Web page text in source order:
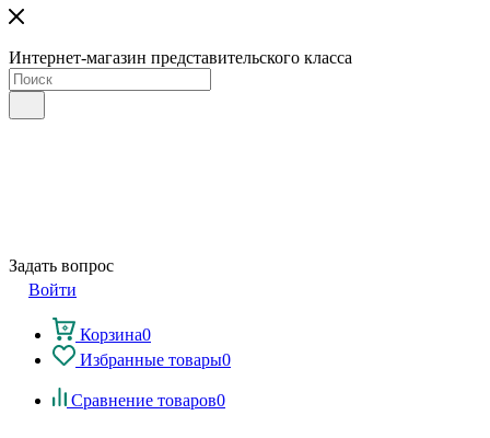
Интернет-магазин представительского класса
Задать вопрос
Войти
Корзина0
Избранные товары0
Сравнение товаров0